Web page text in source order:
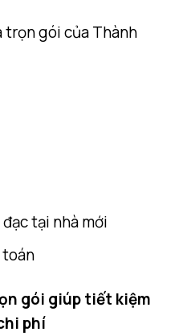
trọn gói của Thành
tại nhà mới
gói giúp tiết kiệm
phí